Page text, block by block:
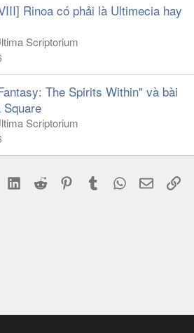
Rinoa có phải là Ultimecia hay
Scriptorium
The Spirits Within" và bài
Scriptorium
LinkedIn
Reddit PinterestTumblr WhatsApp
Email